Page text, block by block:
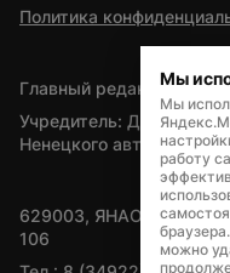
Политика
Главный редактор —
Учредитель:
Ненецкого автономного
629003, ЯНАО,
106
Мы
Мы
работу
можно